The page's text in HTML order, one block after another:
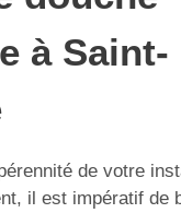
à Saint-
de votre
il est impératif de